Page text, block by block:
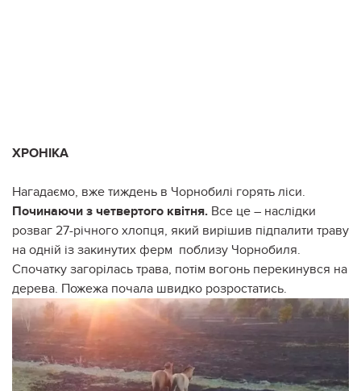
ХРОНІКА
Нагадаємо, вже тиждень в Чорнобилі горять ліси.
Починаючи з четвертого квітня. Все це – наслідки
розваг 27-річного хлопця, який вирішив підпалити траву
на одній із закинутих ферм поблизу Чорнобиля.
Спочатку загорілась трава, потім вогонь перекинувся на
дерева. Пожежа почала швидко розростатись.